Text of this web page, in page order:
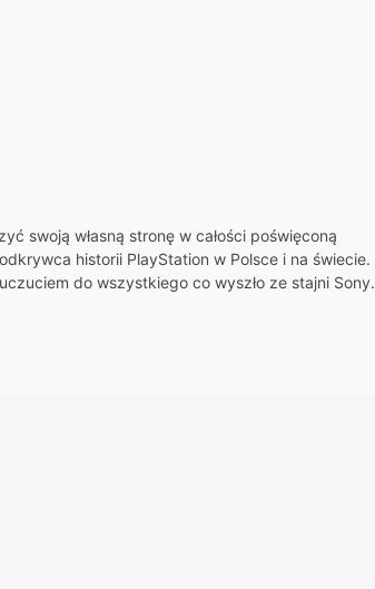
swoją własną stronę w całości poświęconą
historii PlayStation w Polsce i na świecie.
do wszystkiego co wyszło ze stajni Sony.